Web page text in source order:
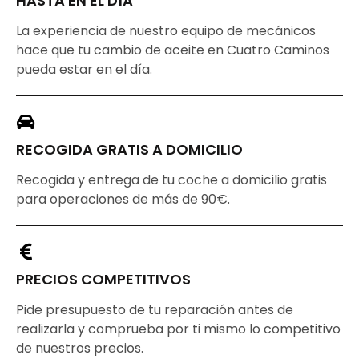
La experiencia de nuestro equipo de mecánicos
hace que tu cambio de aceite en Cuatro Caminos
pueda estar en el día.
RECOGIDA GRATIS A DOMICILIO
Recogida y entrega de tu coche a domicilio gratis
para operaciones de más de 90€.
PRECIOS COMPETITIVOS
Pide presupuesto de tu reparación antes de
realizarla y comprueba por ti mismo lo competitivo
de nuestros precios.